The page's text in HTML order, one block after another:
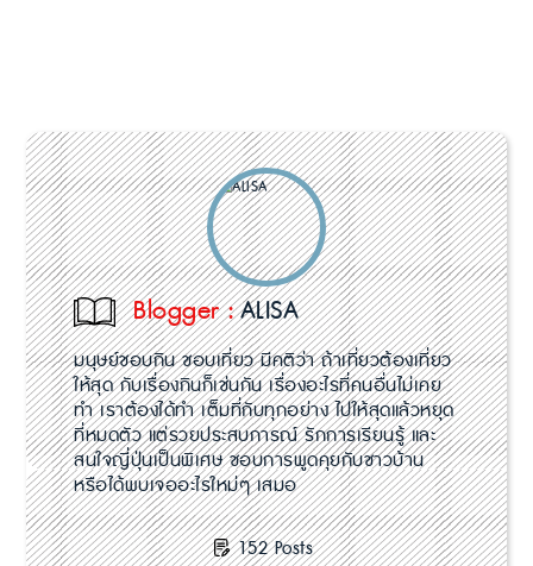
Blogger :ALISA
มนุษย์ชอบกิน ชอบเที่ยว มีคติว่า ถ้าเที่ยวต้องเที่ยว
ให้สุด กับเรื่องกินก็เช่นกัน เรื่องอะไรที่คนอื่นไม่เคย
ทำ เราต้องได้ทำ เต็มที่กับทุกอย่าง ไปให้สุดแล้วหยุด
ที่หมดตัว แต่รวยประสบการณ์ รักการเรียนรู้ และ
สนใจญี่ปุ่นเป็นพิเศษ ชอบการพูดคุยกับชาวบ้าน
หรือได้พบเจออะไรใหม่ๆ เสมอ
152 Posts